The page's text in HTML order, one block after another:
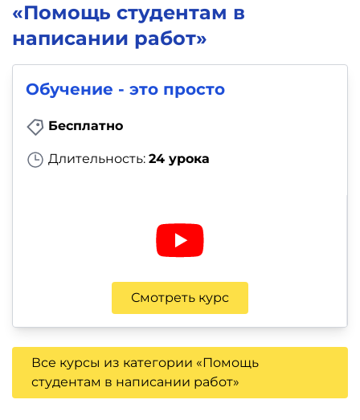
«Помощь студентам в
написании работ»
Обучение - это просто
Бесплатно
Длительность: 24 урока
Смотреть курс
Все курсы из категории «Помощь
студентам в написании работ»